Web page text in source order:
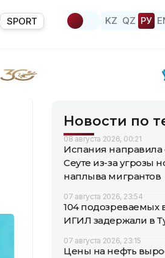
SPORT KZ QZ РУ
Новости по
08 августа 2026, 00:21
Испания направила
Сеуте из-за угрозы
наплыва мигрантов
07 августа 2026, 23:54
104 подозреваемых
ИГИЛ задержали в
07 августа 2026, 23:15
Цены на нефть